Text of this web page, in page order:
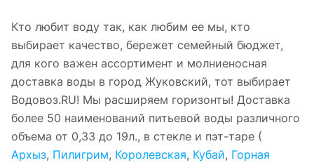
Кто любит воду так, как любим ее мы, кто
выбирает качество, бережет семейный бюджет,
для кого важен ассортимент и молниеносная
доставка воды в город Жуковский, тот выбирает
Водовоз.RU! Мы расширяем горизонты! Доставка
более 50 наименований питьевой воды различного
объема от 0,33 до 19л., в стекле и пэт-таре (
Архыз, Пилигрим, Королевская, Кубай, Горная